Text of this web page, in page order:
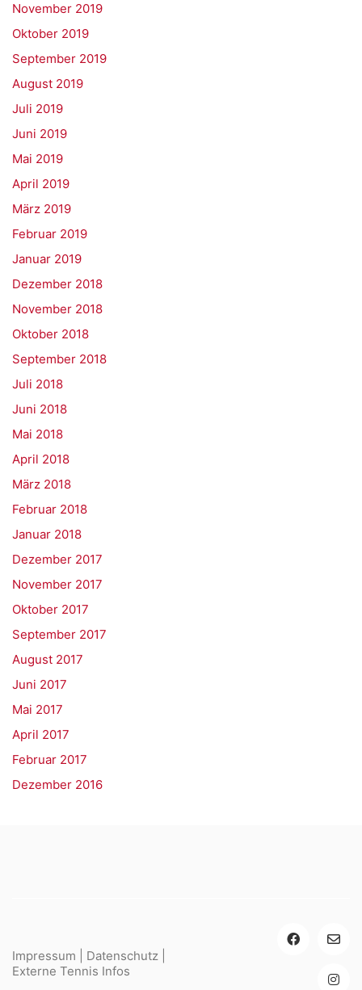
November 2019
Oktober 2019
September 2019
August 2019
Juli 2019
Juni 2019
Mai 2019
April 2019
März 2019
Februar 2019
Januar 2019
Dezember 2018
November 2018
Oktober 2018
September 2018
Juli 2018
Juni 2018
Mai 2018
April 2018
März 2018
Februar 2018
Januar 2018
Dezember 2017
November 2017
Oktober 2017
September 2017
August 2017
Juni 2017
Mai 2017
April 2017
Februar 2017
Dezember 2016
Impressum Datenschutz
Externe Tennis Infos